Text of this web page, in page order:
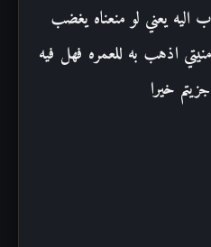
اليه يعني لو منعناه يغضب
اذهب به للعمره فهل فيه
خيرا